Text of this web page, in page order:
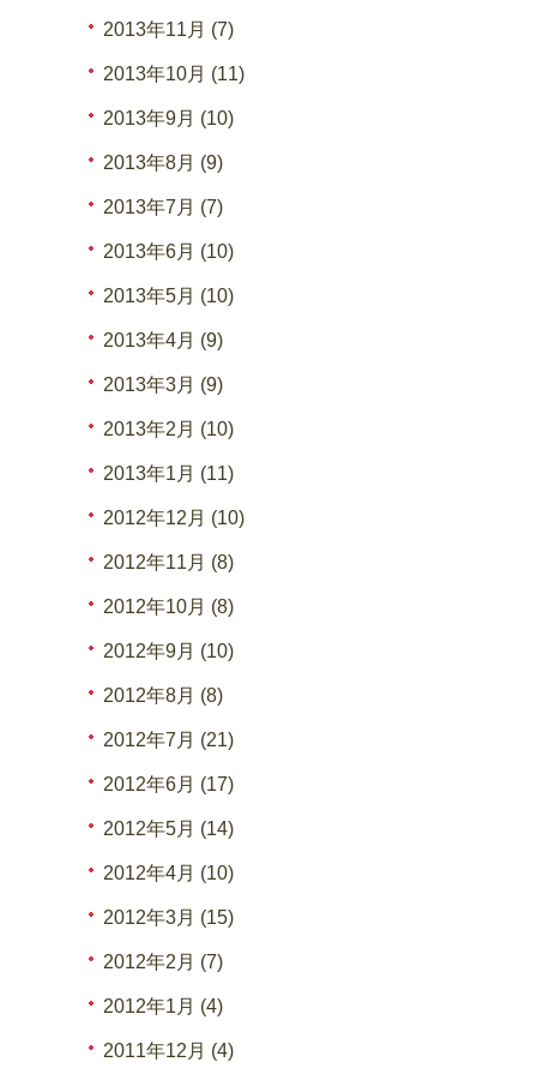
2013年11月 (7)
2013年10月 (11)
2013年9月 (10)
2013年8月 (9)
2013年7月 (7)
2013年6月 (10)
2013年5月 (10)
2013年4月 (9)
2013年3月 (9)
2013年2月 (10)
2013年1月 (11)
2012年12月 (10)
2012年11月 (8)
2012年10月 (8)
2012年9月 (10)
2012年8月 (8)
2012年7月 (21)
2012年6月 (17)
2012年5月 (14)
2012年4月 (10)
2012年3月 (15)
2012年2月 (7)
2012年1月 (4)
2011年12月 (4)